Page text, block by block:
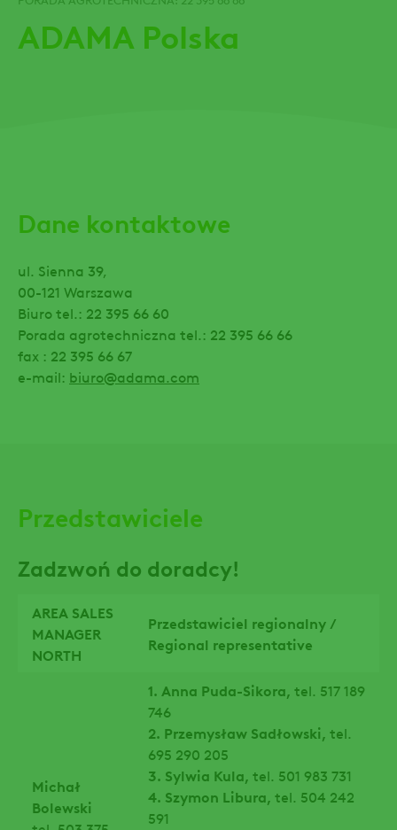
ADAMA Polska
Dane kontaktowe
ul. Sienna 39,
00-121 Warszawa
Biuro tel.: 22 395 66 60
Porada agrotechniczna tel.: 22 395 66 66
fax : 22 395 66 67
e-mail: biuro@adama.com
Przedstawiciele
Zadzwoń do doradcy!
AREA SALES
MANAGER
NORTH
Przedstawiciel regionalny /
Regional representative
Michał
Bolewski
1. Anna Puda-Sikora, tel. 517 189
746
2. Przemysław Sadłowski, tel.
695 290 205
3. Sylwia Kula, tel. 501 983 731
4. Szymon Libura, tel. 504 242
591